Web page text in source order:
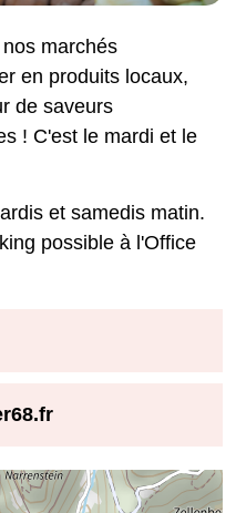
marchés
en produits locaux,
de saveurs
! C'est le mardi et le
et samedis matin.
possible à l'Office